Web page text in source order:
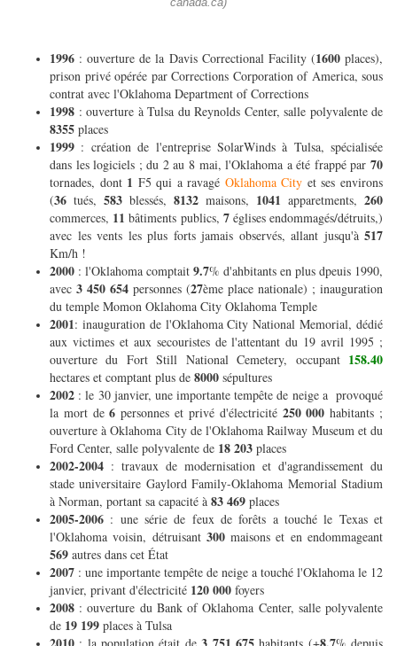
canada.ca)
1996 : ouverture de la Davis Correctional Facility (1600places),
prison privé opérée par Corrections Corporation of America, sous
contrat avec l'Oklahoma Department of Corrections
1998 : ouverture à Tulsa du Reynolds Center, salle polyvalente de
8355 places
1999 : création de l'entreprise SolarWinds à Tulsa, spécialisée
dans les logiciels ; du 2 au 8 mai, l'Oklahoma a été frappé par 70
tornades, dont 1 F5 qui a ravagé Oklahoma City et ses environs
(36 tués, 583 blessés, 8132 maisons, 1041 apparetments, 260
commerces, 11bâtiments publics, 7 églises endommagés/détruits,)
avec les vents les plus forts jamais observés, allant jusqu'à 517
Km/h !
2000 : l'Oklahoma comptait 9.7% d'ahbitants en plus dpeuis 1990,
avec 3 450 654 personnes (27ème place nationale) ; inauguration
du temple Momon Oklahoma City Oklahoma Temple
2001: inauguration de l'Oklahoma City National Memorial, dédié
aux victimes et aux secouristes de l'attentant du 19 avril 1995 ;
ouverture du Fort Still National Cemetery, occupant 158.40
hectares et comptant plus de 8000 sépultures
2002 : le 30 janvier, une importante tempête de neige a provoqué
la mort de6 personnes et privé d'électricité 250 000habitants ;
ouverture à Oklahoma City de l'Oklahoma Railway Museum et du
Ford Center, salle polyvalente de 18 203 places
2002-2004 : travaux de modernisation et d'agrandissement du
stade universitaire Gaylord Family-Oklahoma Memorial Stadium
à Norman, portant sa capacité à 83 469 places
2005-2006 : une série de feux de forêts a touché le Texas et
l'Oklahoma voisin, détruisant 300maisons et en endommageant
569 autres dans cet État
2007 : une importante tempête de neige a touché l'Oklahoma le 12
janvier, privant d'électricité 120 000 foyers
2008 : ouverture du Bank of Oklahoma Center, salle polyvalente
de 19 199 places à Tulsa